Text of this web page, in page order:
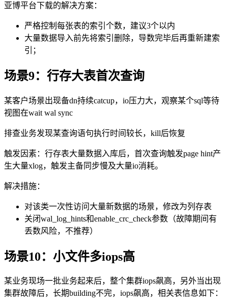
亚博平台下载的解决方案：
严格控制每张表的索引个数，建议3个以内
大量数据导入前先将索引删除，导数完毕后再重新建索
引；
场景9：行存大表首次查询
某客户场景出现备dn持续catcup， io压力大，观察某个sql等待
视图在wait wal sync
排查业务发现某查询语句执行时间较长， kill后恢复
触发因素：行存表大量数据入库后，首次查询触发page hint产
生大量xlog，触发主备同步慢及大量io消耗。
解决措施：
对该类一次性访问大量新数据的场景，修改为列存表
关闭wal_log_hints和enable_crc_check参数（故障期间有
丢数风险，不推荐）
场景10：小文件多iops高
某业务现场一批业务起来后，整个集群iops飙高，另外当出现
集群故障后，长期building不完， iops飙高，相关表信息如下：